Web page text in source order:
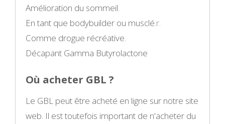
Amélioration du sommeil.
En tant que bodybuilder ou musclé.r.
Comme drogue récréative.
Décapant Gamma Butyrolactone
Où acheter GBL ?
Le GBL peut être acheté en ligne sur notre site
web. Il est toutefois important de n'acheter du